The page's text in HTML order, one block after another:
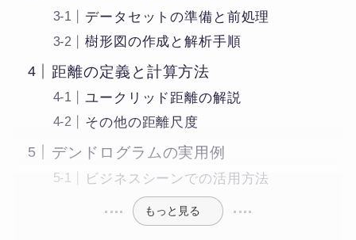
データセットの準備と前処理
樹形図の作成と解析手順
距離の定義と計算方法
ユークリッド距離の解説
その他の距離尺度
デンドログラムの実用例
ビジネスシーンでの活用方法
もっと見る